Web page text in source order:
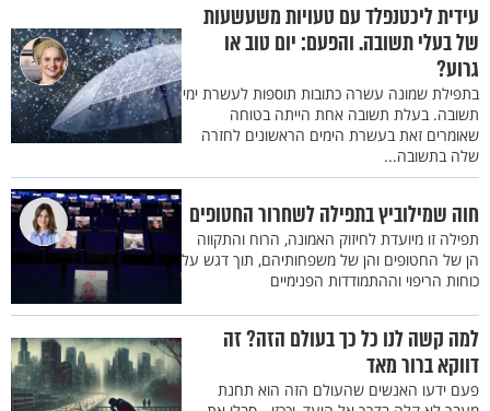
עידית ליכטנפלד עם טעויות משעשעות
של בעלי תשובה. והפעם: יום טוב או
גרוע?
בתפילת שמונה עשרה כתובות תוספות לעשרת ימי
תשובה. בעלת תשובה אחת הייתה בטוחה
שאומרים זאת בעשרת הימים הראשונים לחזרה
שלה בתשובה...
חוה שמילוביץ בתפילה לשחרור החטופים
תפילה זו מיועדת לחיזוק האמונה, הרוח והתקווה
הן של החטופים והן של משפחותיהם, תוך דגש על
כוחות הריפוי וההתמודדות הפנימיים
למה קשה לנו כל כך בעולם הזה? זה
דווקא ברור מאד
פעם ידעו האנשים שהעולם הזה הוא תחנת